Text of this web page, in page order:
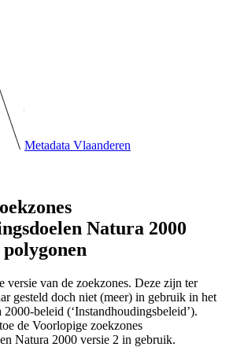
Metadata Vlaanderen
Natura 2000
versie van de zoekzones. Deze zijn ter
gesteld doch niet (meer) in gebruik in het
beleid (‘Instandhoudingsbeleid’).
de Voorlopige zoekzones
Natura 2000 versie 2 in gebruik.